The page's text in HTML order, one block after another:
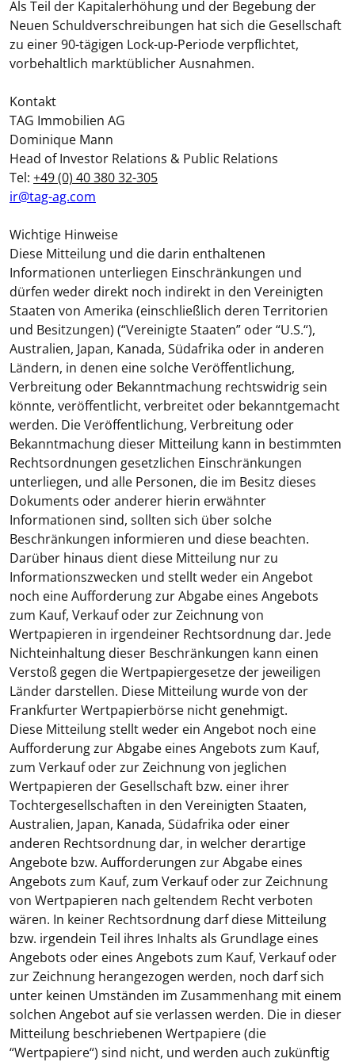
Als Teil der Kapitalerhöhung und der Begebung der
Neuen Schuldverschreibungen hat sich die Gesellschaft
zu einer 90-tägigen Lock-up-Periode verpflichtet,
vorbehaltlich marktüblicher Ausnahmen.
Kontakt
TAG Immobilien AG
Dominique Mann
Head of Investor Relations & Public Relations
Tel: +49 (0) 40 380 32-305
ir@tag-ag.com
Wichtige Hinweise
Diese Mitteilung und die darin enthaltenen
Informationen unterliegen Einschränkungen und
dürfen weder direkt noch indirekt in den Vereinigten
Staaten von Amerika (einschließlich deren Territorien
und Besitzungen) (“Vereinigte Staaten” oder “U.S.“),
Australien, Japan, Kanada, Südafrika oder in anderen
Ländern, in denen eine solche Veröffentlichung,
Verbreitung oder Bekanntmachung rechtswidrig sein
könnte, veröffentlicht, verbreitet oder bekanntgemacht
werden. Die Veröffentlichung, Verbreitung oder
Bekanntmachung dieser Mitteilung kann in bestimmten
Rechtsordnungen gesetzlichen Einschränkungen
unterliegen, und alle Personen, die im Besitz dieses
Dokuments oder anderer hierin erwähnter
Informationen sind, sollten sich über solche
Beschränkungen informieren und diese beachten.
Darüber hinaus dient diese Mitteilung nur zu
Informationszwecken und stellt weder ein Angebot
noch eine Aufforderung zur Abgabe eines Angebots
zum Kauf, Verkauf oder zur Zeichnung von
Wertpapieren in irgendeiner Rechtsordnung dar. Jede
Nichteinhaltung dieser Beschränkungen kann einen
Verstoß gegen die Wertpapiergesetze der jeweiligen
Länder darstellen. Diese Mitteilung wurde von der
Frankfurter Wertpapierbörse nicht genehmigt.
Diese Mitteilung stellt weder ein Angebot noch eine
Aufforderung zur Abgabe eines Angebots zum Kauf,
zum Verkauf oder zur Zeichnung von jeglichen
Wertpapieren der Gesellschaft bzw. einer ihrer
Tochtergesellschaften in den Vereinigten Staaten,
Australien, Japan, Kanada, Südafrika oder einer
anderen Rechtsordnung dar, in welcher derartige
Angebote bzw. Aufforderungen zur Abgabe eines
Angebots zum Kauf, zum Verkauf oder zur Zeichnung
von Wertpapieren nach geltendem Recht verboten
wären. In keiner Rechtsordnung darf diese Mitteilung
bzw. irgendein Teil ihres Inhalts als Grundlage eines
Angebots oder eines Angebots zum Kauf, Verkauf oder
zur Zeichnung herangezogen werden, noch darf sich
unter keinen Umständen im Zusammenhang mit einem
solchen Angebot auf sie verlassen werden. Die in dieser
Mitteilung beschriebenen Wertpapiere (die
“Wertpapiere“) sind nicht, und werden auch zukünftig